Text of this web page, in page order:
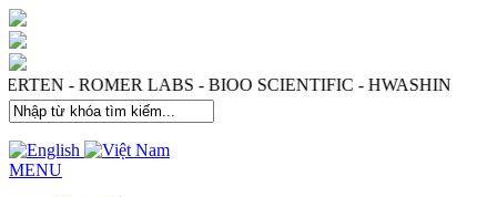
- ROMER LABS - BIOO SCIENTIFIC - HWASHIN
MENU